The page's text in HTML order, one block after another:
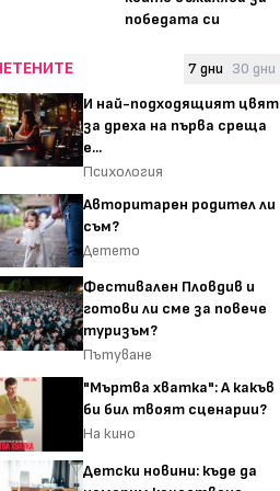
победата си
7 дни 30 дни
И най-подходящият цвят
за дреха на първа среща
е...
Психология
Авторитарен родител ли
съм?
Детето
Фестивален Пловдив и
готови ли сме за повече
туризъм?
Пътуване
"Мъртва хватка": А какъв
би бил твоят сценарии?
На кино
Детски новини: къде да